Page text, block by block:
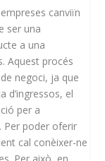
canviïn
ser una
a una
Aquest procés
negoci, ja que
d’ingressos, el
per a
Per poder oferir
cal conèixer-ne
Per això, en